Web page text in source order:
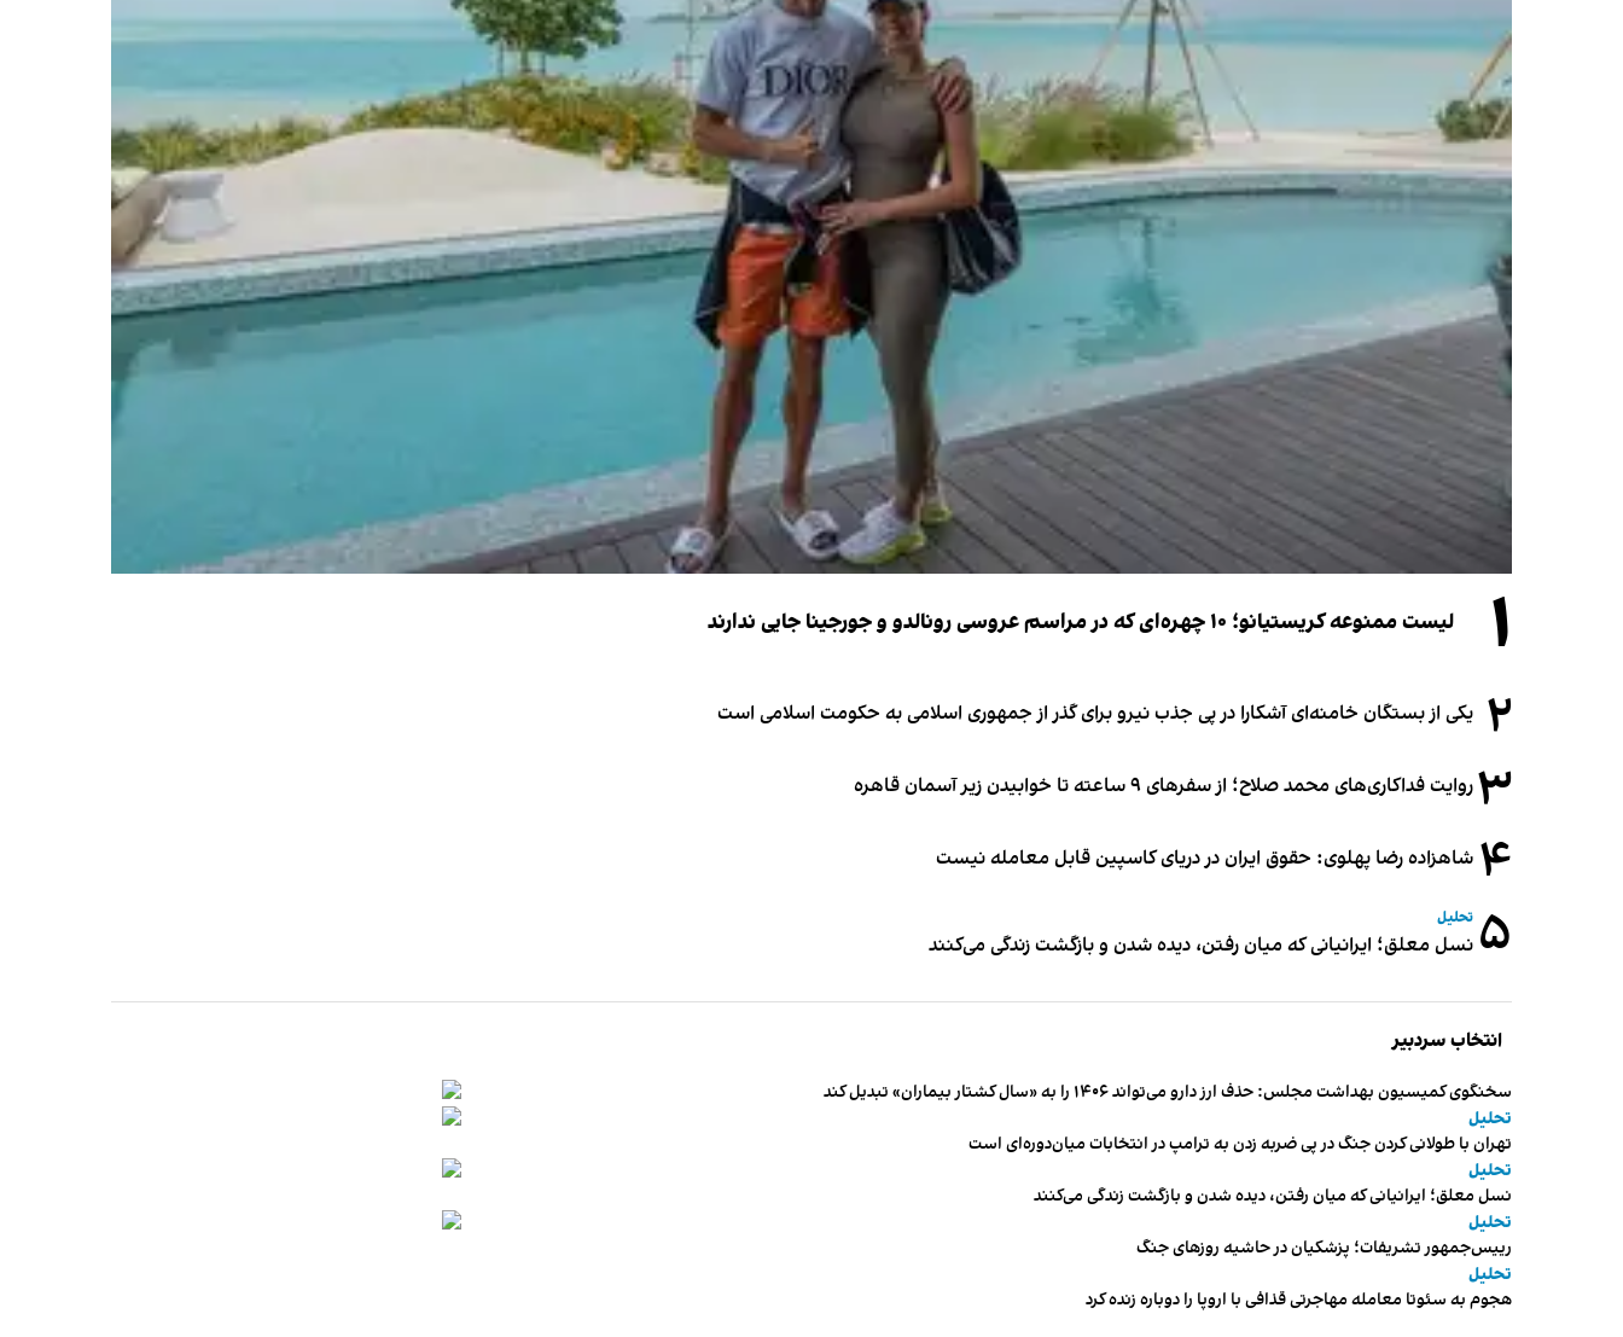
۱ لیست ممنوعه کریستیانو؛ ۱۰ چهره‌ای که در مراسم عروسی رونالدو و جورجینا جایی ندارند
۲ یکی از بستگان خامنه‌ای آشکارا در پی جذب نیرو برای گذر از جمهوری اسلامی به حکومت اسلامی است
۳روایت فداکاری‌های محمد صلاح؛ از سفرهای ۹ ساعته تا خوابیدن زیر آسمان قاهره
۴ شاهزاده رضا پهلوی: حقوق ایران در دریای کاسپین قابل معامله نیست
۵ تحلیل
نسل معلق؛ ایرانیانی که میان رفتن، دیده شدن و بازگشت زندگی می‌کنند
انتخاب سردبیر
سخنگوی کمیسیون بهداشت مجلس: حذف ارز دارو می‌تواند ۱۴۰۶ را به «سال کشتار بیماران» تبدیل کند
تحلیل
تهران با طولانی کردن جنگ در پی ضربه زدن به ترامپ در انتخابات میان‌دوره‌ای است
تحلیل
نسل معلق؛ ایرانیانی که میان رفتن، دیده شدن و بازگشت زندگی می‌کنند
تحلیل
رییس‌جمهور تشریفات؛ پزشکیان در حاشیه روزهای جنگ
تحلیل
هجوم به سئوتا معامله مهاجرتی قذافی با اروپا را دوباره زنده کرد